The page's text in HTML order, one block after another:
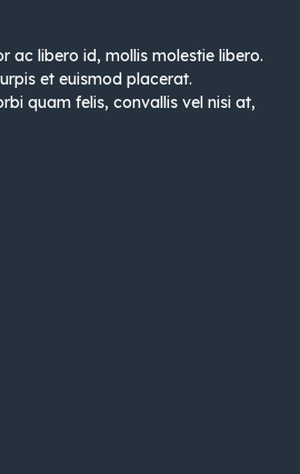
ac libero id, mollis molestie libero.
et euismod placerat.
quam felis, convallis vel nisi at,